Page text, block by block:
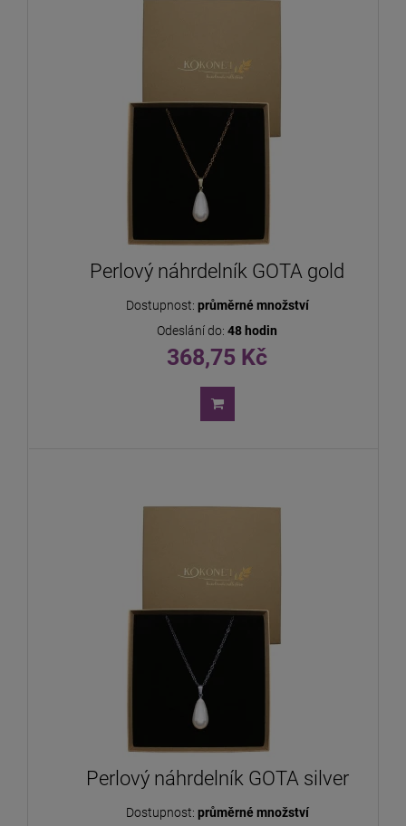
Perlový náhrdelník GOTA gold
Dostupnost: průměrné množství
Odeslání do: 48 hodin
368,75 Kč
Perlový náhrdelník GOTA silver
Dostupnost: průměrné množství